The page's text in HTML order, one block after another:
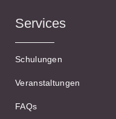
Services
Schulungen
Veranstaltungen
FAQs